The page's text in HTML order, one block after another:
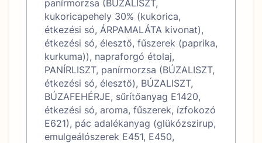
panírmorzsa (BÚZALISZT,
kukoricapehely 30% (kukorica,
étkezési só, ÁRPAMALÁTA kivonat),
étkezési só, élesztő, fűszerek (paprika,
kurkuma)), napraforgó étolaj,
PANÍRLISZT, panírmorzsa (BÚZALISZT,
étkezési só, élesztő), BÚZALISZT,
BÚZAFEHÉRJE, sűrítőanyag E1420,
étkezési só, aroma, fűszerek, ízfokozó
E621), pác adalékanyag (glükózszirup,
emulgeálószerek E451, E450,